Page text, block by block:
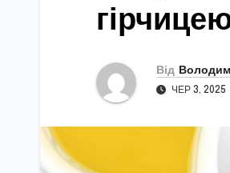
Від
ЧЕР 3, 2025